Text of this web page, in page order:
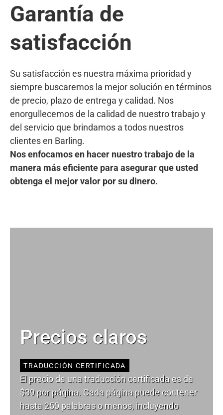
Garantía de
satisfacción
Su satisfacción es nuestra máxima prioridad y
siempre buscaremos la mejor solución en términos
de precio, plazo de entrega y calidad. Nos
enorgullecemos de la calidad de nuestro trabajo y
del servicio que brindamos a todos nuestros
clientes en Barling.
Nos enfocamos en hacer nuestro trabajo de la
manera más eficiente para asegurar que usted
obtenga el mejor valor por su dinero.
Precios claros
TRADUCCIÓN CERTIFICADA
El precio de una traducción certificada es de
$39 por página. Cada página puede contener
hasta 250 palabras o menos, incluyendo